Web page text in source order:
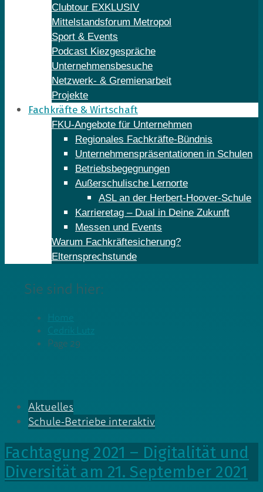
Clubtour EXKLUSIV
Mittelstandsforum Metropol
Sport & Events
Podcast Kiezgespräche
Unternehmensbesuche
Netzwerk- & Gremienarbeit
Projekte
Fachkräfte & Wirtschaft
FKU-Angebote für Unternehmen
Regionales Fachkräfte-Bündnis
Unternehmenspräsentationen in Schulen
Betriebsbegegnungen
Außerschulische Lernorte
ASL an der Herbert-Hoover-Schule
Karrieretag – Dual in Deine Zukunft
Messen und Events
Warum Fachkräftesicherung?
Elternsprechstunde
Sie sind hier:
Home
Cedrik Lutz
Page 29
Aktuelles
Schule-Betriebe interaktiv
Fachtagung 2021 – Digitalität und
Diversität am 21. September 2021